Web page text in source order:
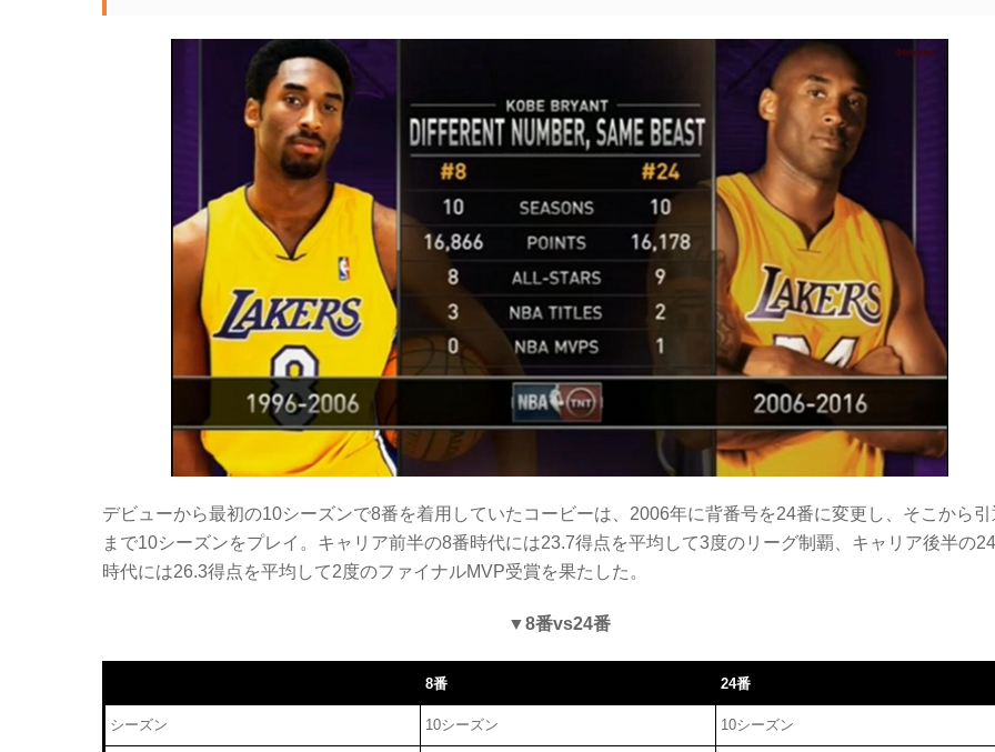
デビューから最初の10シーズンで8番を着用していたコービーは、2006年に背番号を24番に変更し、そこから引
まで10シーズンをプレイ。キャリア前半の8番時代には23.7得点を平均して3度のリーグ制覇、キャリア後半の
時代には26.3得点を平均して2度のファイナルMVP受賞を果たした。
▼8番vs24番
8番 24番
シーズン 10シーズン 10シーズン